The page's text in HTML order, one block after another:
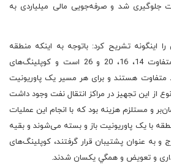
جلوگیری شد و صرفه‌جویی مالی میلیاردی به
اينگونه تشريح كرد: باتوجه به اينكه منطقه
داراي خطوط در اندازه‌هاي متفاوت 14، 16، 20 و 26 است و کوپلینگ‌های
متفاوت هستند و برای هر مسیر یک پاوریونیت
خاص و در مجموع حداكثر 3 نوع از اين تجهيز در مراکز انتقال نفت وجود داشت
و مستلزم هزينه بود كه با انجام این عملیات
با یک پاوریونیت باز و بسته می‌شوند و بقيه
به عنوان پشتیبان قرار گرفتند، کوپلینگ‌های
و تعویض و همگي يكسان شدند.